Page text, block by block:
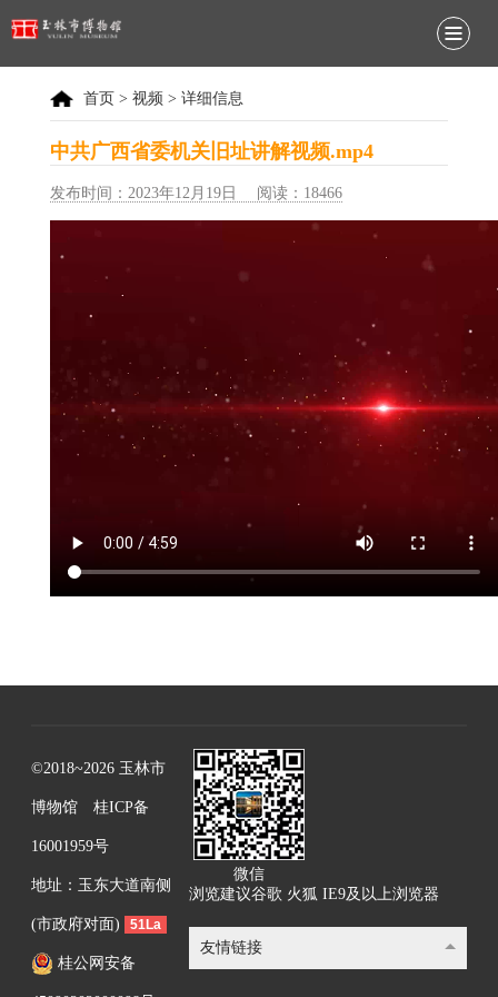
首页 > 视频 > 详细信息
中共广西省委机关旧址讲解视频.mp4
发布时间：2023年12月19日 阅读：18466
©2018~2026 玉林市
博物馆 桂ICP备
16001959号
地址：玉东大道南侧
(市政府对面) 51La
桂公网安备
微信
浏览建议谷歌 火狐 IE9及以上浏览器
友情链接